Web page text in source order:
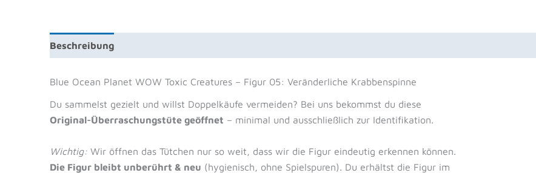
Beschreibung
Blue Ocean Planet WOW Toxic Creatures – Figur 05: Veränderliche Krabbenspinne
Du sammelst gezielt und willst Doppelkäufe vermeiden? Bei uns bekommst du diese
Original-Überraschungstüte geöffnet – minimal und ausschließlich zur Identifikation.
Wichtig: Wir öffnen das Tütchen nur so weit, dass wir die Figur eindeutig erkennen können.
Die Figur bleibt unberührt & neu (hygienisch, ohne Spielspuren). Du erhältst die Figur im